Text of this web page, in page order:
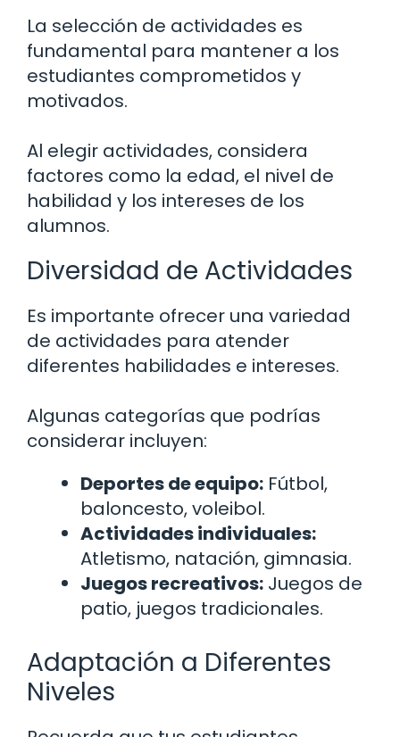
La selección de actividades es
fundamental para mantener a los
estudiantes comprometidos y
motivados.
Al elegir actividades, considera
factores como la edad, el nivel de
habilidad y los intereses de los
alumnos.
Diversidad de Actividades
Es importante ofrecer una variedad
de actividades para atender
diferentes habilidades e intereses.
Algunas categorías que podrías
considerar incluyen:
Deportes de equipo: Fútbol,
baloncesto, voleibol.
Actividades individuales:
Atletismo, natación, gimnasia.
Juegos recreativos: Juegos de
patio, juegos tradicionales.
Adaptación a Diferentes
Niveles